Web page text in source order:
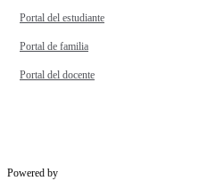
Portal del estudiante
Portal de familia
Portal del docente
Powered by